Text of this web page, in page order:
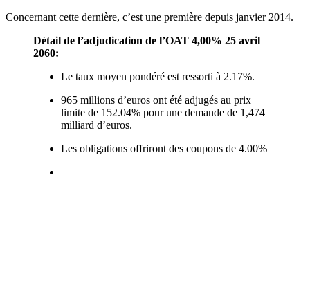
Concernant cette dernière, c’est une première depuis janvier 2014.
Détail de l’adjudication de l’OAT 4,00% 25 avril
2060:
Le taux moyen pondéré est ressorti à 2.17%.
965 millions d’euros ont été adjugés au prix
limite de 152.04% pour une demande de 1,474
milliard d’euros.
Les obligations offriront des coupons de 4.00%